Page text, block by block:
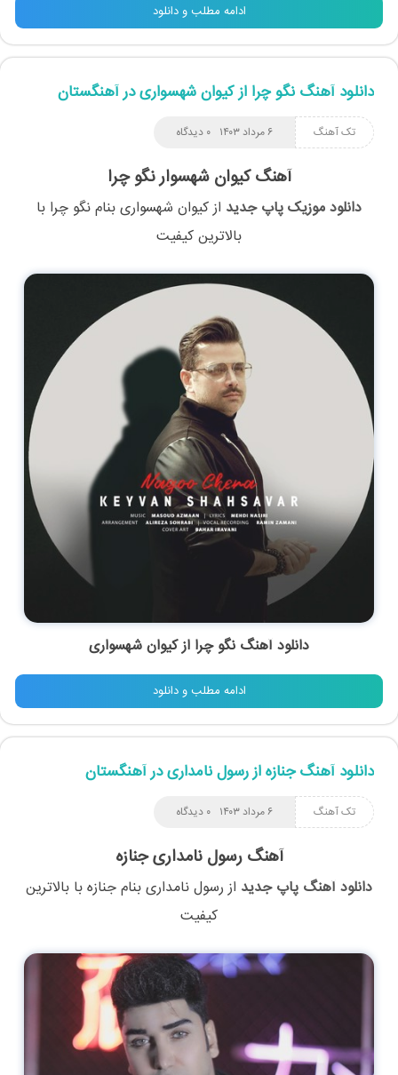
ادامه مطلب و دانلود
دانلود آهنگ نگو چرا از کیوان شهسواری در آهنگستان
تک آهنگ ۰ دیدگاه ۶ مرداد ۱۴۰۳
آهنگ کیوان شهسوار نگو چرا
دانلود موزیک پاپ جدید ازکیوان شهسواریبنامنگو چرا با
بالاترین کیفیت
دانلود آهنگ نگو چرا از کیوان شهسواری
ادامه مطلب و دانلود
دانلود آهنگ جنازه از رسول نامداری در آهنگستان
تک آهنگ ۰ دیدگاه ۶ مرداد ۱۴۰۳
آهنگ رسول نامداری جنازه
دانلود آهنگ پاپ جدید ازرسول نامداریبنامجنازهبا بالاترین
کیفیت